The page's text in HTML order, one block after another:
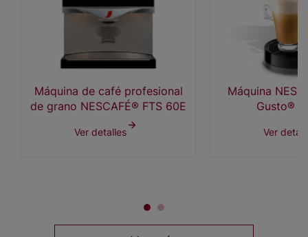
Máquina de café profesional
de grano NESCAFÉ® FTS 60E
Ver detalles
Máquina
Gusto®
Ver